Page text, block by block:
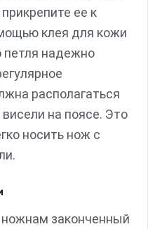
ее к
клея для кожи
петля надежно
располагаться
на поясе. Это
носить нож с
законченный